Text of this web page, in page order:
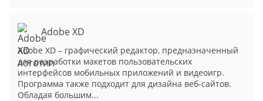
Adobe XD
Adobe XD – графический редактор, предназначенный
для разработки макетов пользовательских
интерфейсов мобильных приложений и видеоигр.
Программа также подходит для дизайна веб-сайтов.
Обладая большим...